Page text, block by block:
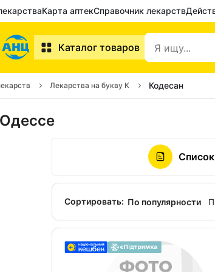
Карта аптекСправочник лекарств
Каталог товаров
Лекарства на букву К Кодесан
Сортировать: По популярности